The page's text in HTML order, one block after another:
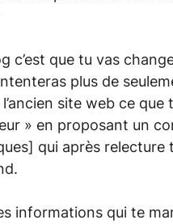
c’est que tu vas
plus de
site web ce que
» en proposant un
qui après relecture
informations qui te